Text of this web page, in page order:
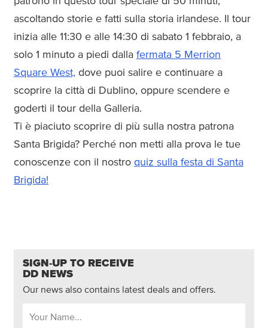
ascoltando storie e fatti sulla storia irlandese. Il tour
inizia alle 11:30 e alle 14:30 di sabato 1 febbraio, a
solo 1 minuto a piedi dalla fermata 5 Merrion
Square West, dove puoi salire e continuare a
scoprire la città di Dublino, oppure scendere e
goderti il tour della Galleria.
Ti è piaciuto scoprire di più sulla nostra patrona
Santa Brigida? Perché non metti alla prova le tue
conoscenze con il nostro quiz sulla festa di Santa
Brigida!
SIGN-UP TO RECEIVE
DD NEWS
Our news also contains latest deals and offers.